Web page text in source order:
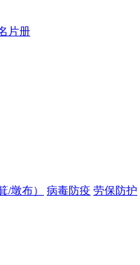
片册
/墩布） 病毒防疫 劳保防护